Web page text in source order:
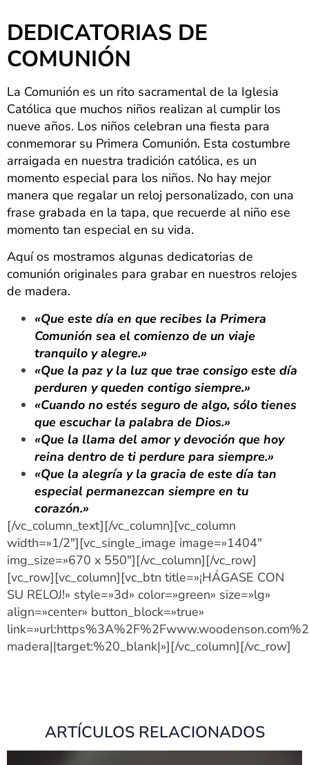
DEDICATORIAS DE
COMUNIÓN
La Comunión es un rito sacramental de la Iglesia
Católica que muchos niños realizan al cumplir los
nueve años. Los niños celebran una fiesta para
conmemorar su Primera Comunión. Esta costumbre
arraigada en nuestra tradición católica, es un
momento especial para los niños. No hay mejor
manera que regalar un reloj personalizado, con una
frase grabada en la tapa, que recuerde al niño ese
momento tan especial en su vida.
Aquí os mostramos algunas dedicatorias de
comunión originales para grabar en nuestros relojes
de madera.
«Que este día en que recibes la Primera
Comunión sea el comienzo de un viaje
tranquilo y alegre.»
«Que la paz y la luz que trae consigo este día
perduren y queden contigo siempre.»
«Cuando no estés seguro de algo, sólo tienes
que escuchar la palabra de Dios.»
«Que la llama del amor y devoción que hoy
reina dentro de ti perdure para siempre.»
«Que la alegría y la gracia de este día tan
especial permanezcan siempre en tu
corazón.»
[/vc_column_text][/vc_column][vc_column
width=»1/2″][vc_single_image image=»1404″
img_size=»670 x 550″][/vc_column][/vc_row]
[vc_row][vc_column][vc_btn title=»¡HÁGASE CON
SU RELOJ!» style=»3d» color=»green» size=»lg»
align=»center» button_block=»true»
madera||target:%20_blank|»][/vc_column][/vc_row]
ARTÍCULOS RELACIONADOS